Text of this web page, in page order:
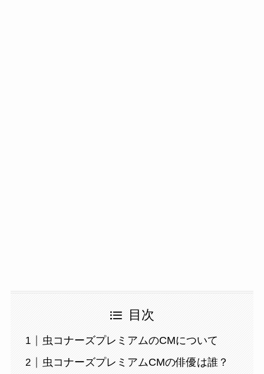
目次
虫コナーズプレミアムのCMについて
虫コナーズプレミアムCMの俳優は誰？